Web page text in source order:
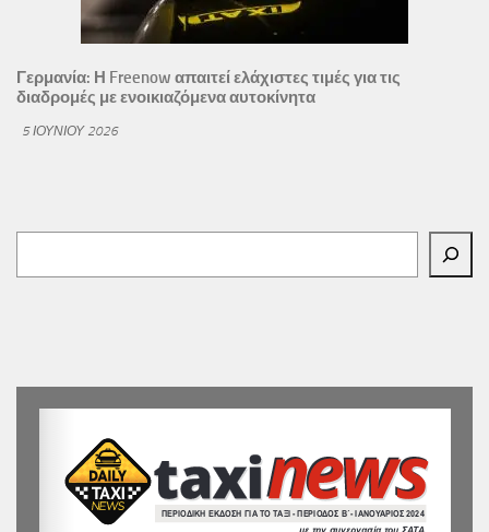
Γερμανία: Η Freenow απαιτεί ελάχιστες τιμές για τις
διαδρομές με ενοικιαζόμενα αυτοκίνητα
5 ΙΟΥΝΊΟΥ 2026